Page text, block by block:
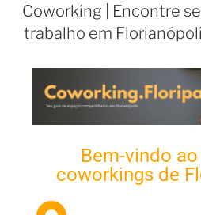
Coworking | Encontre
trabalho em
Bem-vindo
coworkings de